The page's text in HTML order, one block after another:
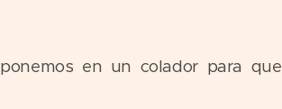
en un colador para que